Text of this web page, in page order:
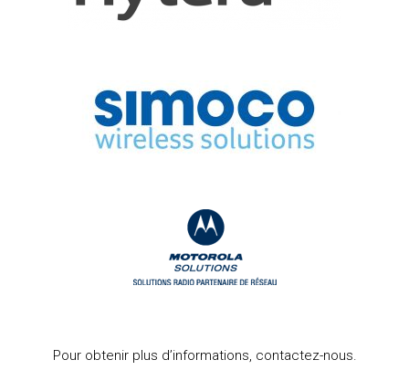
Pour obtenir plus d’informations, contactez-nous.